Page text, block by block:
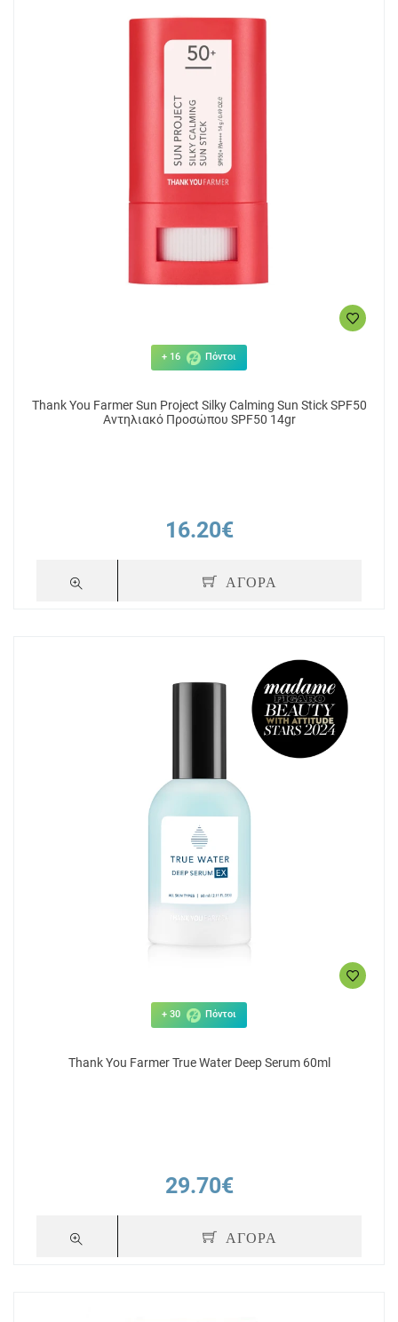
+ 16 Πόντοι
Thank You Farmer Sun Project Silky Calming Sun Stick SPF50
Αντηλιακό Προσώπου SPF50 14gr
16.20€
ΑΓΟΡΑ
+ 30 Πόντοι
Thank You Farmer True Water Deep Serum 60ml
29.70€
ΑΓΟΡΑ